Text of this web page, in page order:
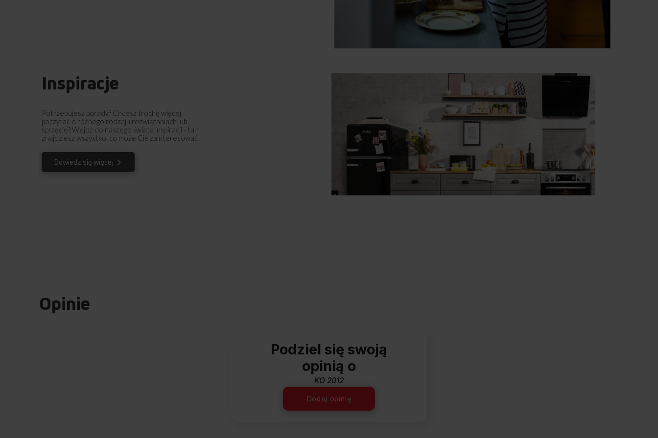
Inspiracje
Potrzebujesz porady? Chcesz trochę więcej
poczytać o różnego rodzaju rozwiązaniach lub
sprzęcie? Wejdź do naszego świata inspiracji - tam
znajdziesz wszystko, co może Cię zainteresować!
Dowiedz się więcej
Opinie
Podziel się swoją
opinią o
KO 2012
Dodaj opinię